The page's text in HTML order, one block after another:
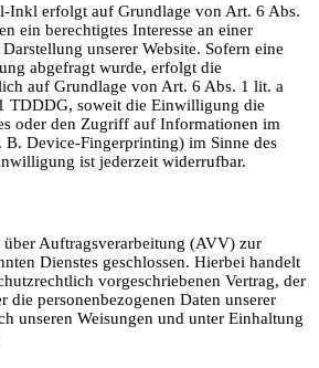
Inkl erfolgt auf Grundlage von Art. 6 Abs.
ein berechtigtes Interesse an einer
unserer Website. Sofern eine
abgefragt wurde, erfolgt die
auf Grundlage von Art. 6 Abs. 1 lit. a
TDDDG, soweit die Einwilligung die
oder den Zugriff auf Informationen im
B. Device-Fingerprinting) im Sinne des
ist jederzeit widerrufbar.
über Auftragsverarbeitung (AVV) zur
Dienstes geschlossen. Hierbei handelt
vorgeschriebenen Vertrag, der
die personenbezogenen Daten unserer
unseren Weisungen und unter Einhaltung